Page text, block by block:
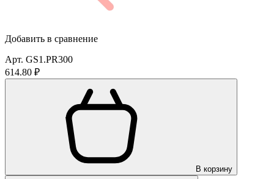
Добавить в сравнение
Арт. GS1.PR300
614.80 ₽
В корзину